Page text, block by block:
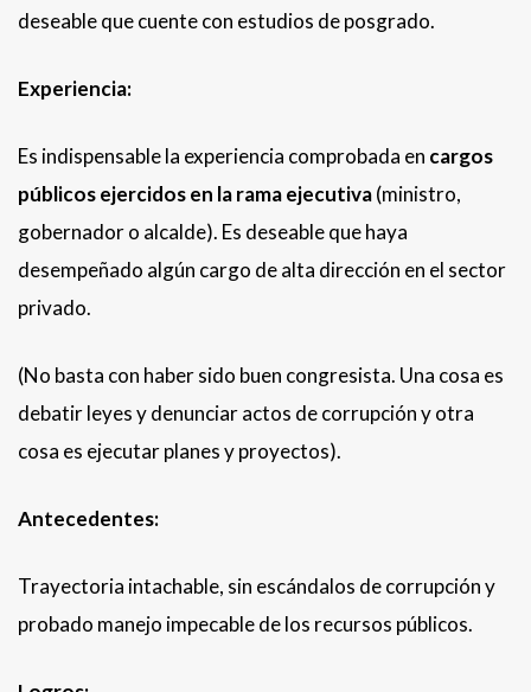
deseable que cuente con estudios de posgrado.
Experiencia:
Es indispensable la experiencia comprobada en cargos
públicos ejercidos en la rama ejecutiva(ministro,
gobernador o alcalde). Es deseable que haya
desempeñado algún cargo de alta dirección en el sector
privado.
(No basta con haber sido buen congresista. Una cosa es
debatir leyes y denunciar actos de corrupción y otra
cosa es ejecutar planes y proyectos).
Antecedentes:
Trayectoria intachable, sin escándalos de corrupción y
probado manejo impecable de los recursos públicos.